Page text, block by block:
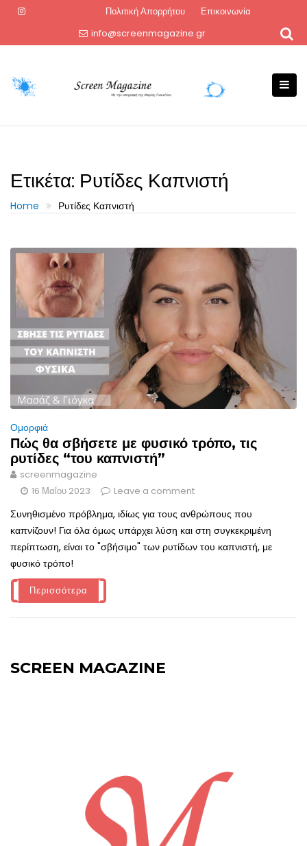
Πολιτική Απορρήτου
Επικοινωνία
info@screenmagazine.gr
Ετικέτα: Ρυτίδες Καπνιστή
Home Ρυτίδες Καπνιστή
Ομορφιά
Πώς θα σβήσετε με φυσικό τρόπο, τις
ρυτίδες “του καπνιστή”
screenmagazine
16 Μαΐου 2023
Leave a comment
Συνηθισμένο πρόβλημα, ιδίως για τους ανθρώπους που
καπνίζουν! Για όλα όμως υπάρχει λύση και στη συγκεκριμένη
περίπτωση, είναι το "σβήσιμο" των ρυτίδων του καπνιστή, με
φυσικό τρόπο!
Περισσότερα
SCREEN MAGAZINE